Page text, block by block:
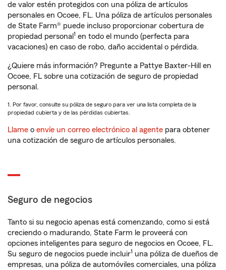
de valor estén protegidos con una póliza de artículos
personales en Ocoee, FL. Una póliza de artículos personales
de State Farm® puede incluso proporcionar cobertura de
propiedad personal 1 en todo el mundo (perfecta para
vacaciones) en caso de robo, daño accidental o pérdida.
¿Quiere más información? Pregunte a Pattye Baxter-Hill en
Ocoee, FL sobre una cotización de seguro de propiedad
personal.
1. Por favor, consulte su póliza de seguro para ver una lista completa de la
propiedad cubierta y de las pérdidas cubiertas.
Llame o envíe un correo electrónico al agente para obtener
una cotización de seguro de artículos personales.
Seguro de negocios
Tanto si su negocio apenas está comenzando, como si está
creciendo o madurando, State Farm le proveerá con
opciones inteligentes para seguro de negocios en Ocoee, FL.
Su seguro de negocios puede incluir1 una póliza de dueños de
empresas, una póliza de automóviles comerciales, una póliza